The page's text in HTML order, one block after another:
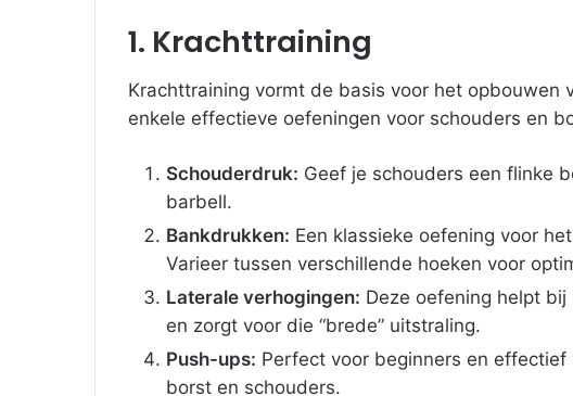
1. Krachttraining
Krachttraining vormt de basis voor het opbouwen
enkele effectieve oefeningen voor schouders en
Schouderdruk: Geef je schouders een flinke
barbell.
Bankdrukken: Een klassieke oefening voor
Varieer tussen verschillende hoeken voor
Laterale verhogingen: Deze oefening helpt
en zorgt voor die “brede” uitstraling.
Push-ups: Perfect voor beginners en
borst en schouders.